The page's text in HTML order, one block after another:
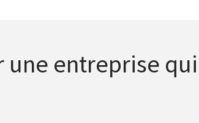
entreprise